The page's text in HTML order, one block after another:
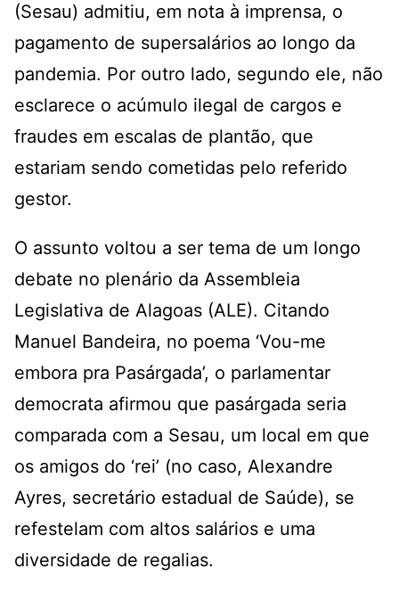
(Sesau) admitiu, em nota à imprensa, o
pagamento de supersalários ao longo da
pandemia. Por outro lado, segundo ele, não
esclarece o acúmulo ilegal de cargos e
fraudes em escalas de plantão, que
estariam sendo cometidas pelo referido
gestor.
O assunto voltou a ser tema de um longo
debate no plenário da Assembleia
Legislativa de Alagoas (ALE). Citando
Manuel Bandeira, no poema ‘Vou-me
embora pra Pasárgada’, o parlamentar
democrata afirmou que pasárgada seria
comparada com a Sesau, um local em que
os amigos do ‘rei’ (no caso, Alexandre
Ayres, secretário estadual de Saúde), se
refestelam com altos salários e uma
diversidade de regalias.